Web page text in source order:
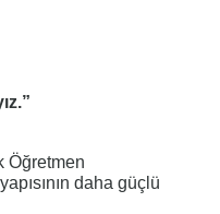
Öğretmen
daha güçlü